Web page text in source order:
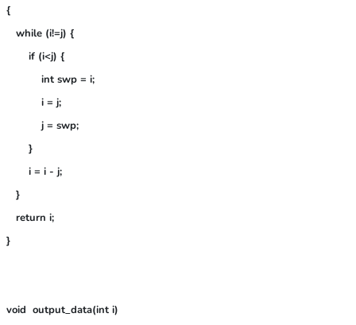
{
while (i!=j) {
if (i<j) {
int swp = i;
i = j;
j = swp;
}
i = i - j;
}
return i;
}
void  output_data(int i)